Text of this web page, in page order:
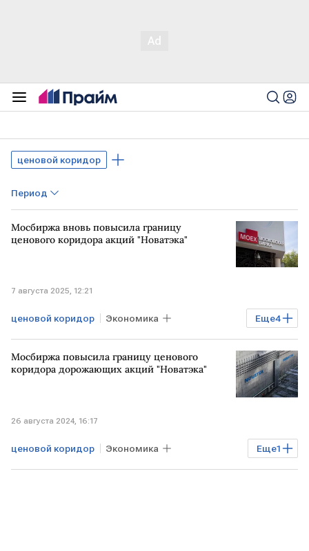
ценовой коридор
Период
Мосбиржа вновь повысила границу
ценового коридора акций "Новатэка"
7 августа 2025, 12:21
Еще4
ценовой коридор Экономика
Мосбиржа Акции Рынок
Новатэк
Мосбиржа повысила границу ценового
коридора дорожающих акций "Новатэка"
26 августа 2024, 16:17
Еще1
ценовой коридор Экономика
Мосбиржа